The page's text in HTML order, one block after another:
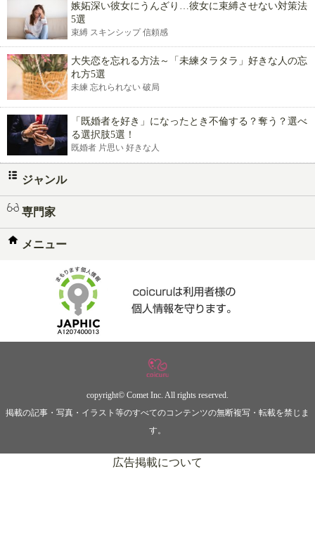
嫉妬深い彼女にうんざり…彼女に束縛させない対策法
5選
束縛 スキンシップ 信頼感
大失恋を忘れる方法～「未練タラタラ」好きな人の忘
れ方5選
未練 忘れられない 破局
「既婚者を好き」になったとき不倫する？奪う？選べ
る選択肢5選！
既婚者 片思い 好きな人
ジャンル
専門家
メニュー
copyright© Comet Inc. All rights reserved.
掲載の記事・写真・イラスト等のすべてのコンテンツの無断複写・転載を禁じま
す。
広告掲載について